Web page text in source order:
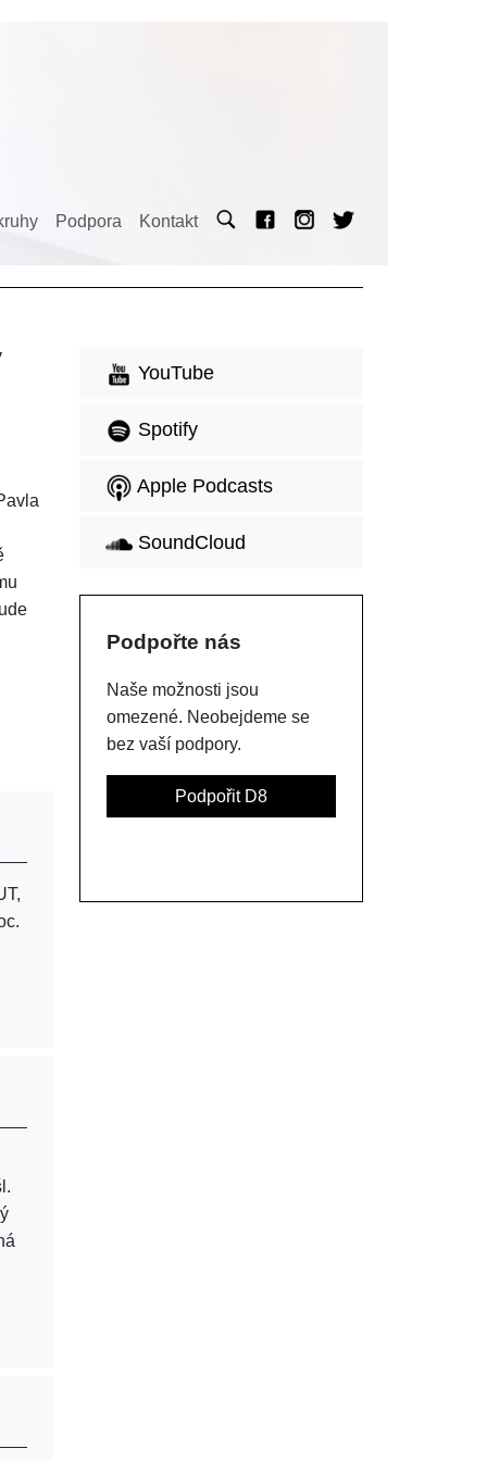
Podpora Kontakt
YouTube
Spotify
Apple Podcasts
SoundCloud
Podpořte nás
Naše možnosti jsou
omezené. Neobejdeme se
bez vaší podpory.
Podpořit D8